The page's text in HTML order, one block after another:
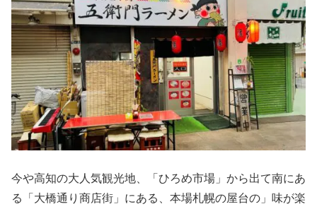
今や高知の大人気観光地、「ひろめ市場」から出て南にあ
る「大橋通り商店街」にある、本場札幌の屋台の」味が楽